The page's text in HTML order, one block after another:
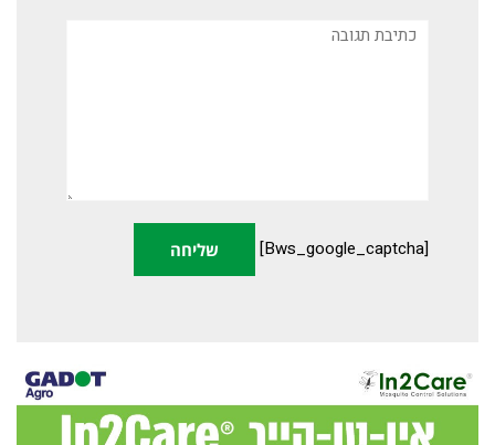
תגובה
[bws_google_captcha]